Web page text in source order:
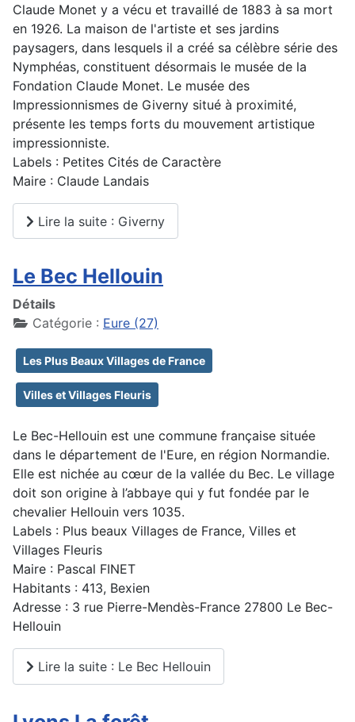
Claude Monet y a vécu et travaillé de 1883 à sa mort
en 1926. La maison de l'artiste et ses jardins
paysagers, dans lesquels il a créé sa célèbre série des
Nymphéas, constituent désormais le musée de la
Fondation Claude Monet. Le musée des
Impressionnismes de Giverny situé à proximité,
présente les temps forts du mouvement artistique
impressionniste.
Labels : Petites Cités de Caractère
Maire : Claude Landais
Lire la suite : Giverny
Le Bec Hellouin
Détails
Catégorie : Eure (27)
Les Plus Beaux Villages de France
Villes et Villages Fleuris
Le Bec-Hellouin est une commune française située
dans le département de l'Eure, en région Normandie.
Elle est nichée au cœur de la vallée du Bec. Le village
doit son origine à l’abbaye qui y fut fondée par le
chevalier Hellouin vers 1035.
Labels : Plus beaux Villages de France, Villes et
Villages Fleuris
Maire : Pascal FINET
Habitants : 413, Bexien
Adresse : 3 rue Pierre-Mendès-France 27800 Le Bec-
Hellouin
Lire la suite : Le Bec Hellouin